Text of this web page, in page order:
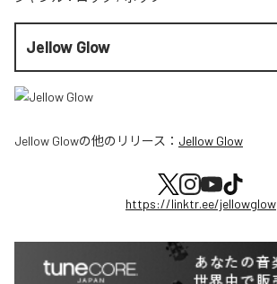
Jellow Glow
Jellow Glowの他のリリース： Jellow Glow
https://linktr.ee/jellowglow